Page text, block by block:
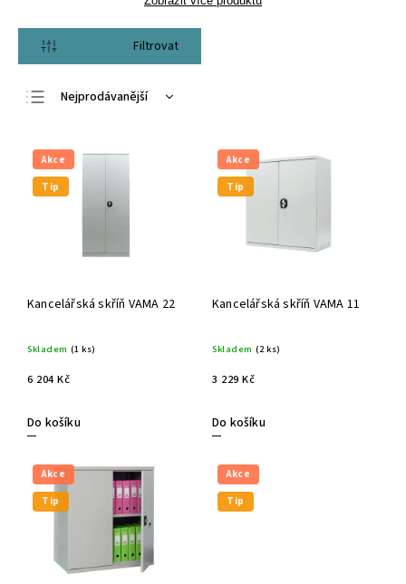
Nejprodávanější
Nejdražší
Abecedně
Akce
Tip
Kancelářská skříň VAMA 22
Skladem (1 ks)
6 204 Kč
Do košíku
Akce
Tip
Kancelářská skříň VAMA 11
Skladem (2 ks)
3 229 Kč
Do košíku
Akce
Tip
Akce
Tip